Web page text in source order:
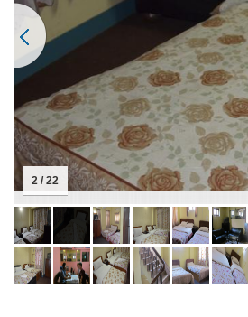
2 / 22